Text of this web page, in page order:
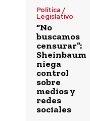
Política /
Legislativo
“No
buscamos
censurar”:
Sheinbaum
niega
control
sobre
medios y
redes
sociales